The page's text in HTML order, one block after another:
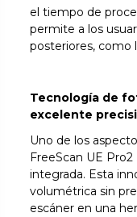
el tiempo de
permite a los
posteriores, como
Tecnología de
excelente
Uno de los
FreeScan UE
integrada. Esta
volumétrica sin
escáner en una